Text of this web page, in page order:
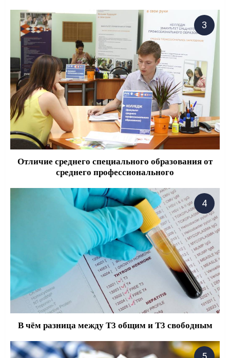
Отличие среднего специального образования от
среднего профессионального
В чём разница между Т3 общим и Т3 свободным